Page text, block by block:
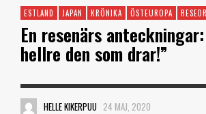
ESTLAND JAPAN KRÖNIKA ÖSTEUROPA
En resenärs
hellre den som drar!”
HELLE KIKERPUU 24 MAJ, 2020